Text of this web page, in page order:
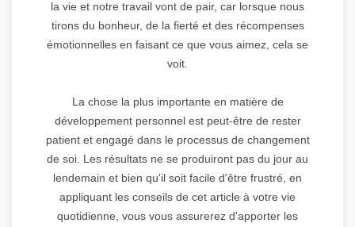
la vie et notre travail vont de pair, car lorsque nous
tirons du bonheur, de la fierté et des récompenses
émotionnelles en faisant ce que vous aimez, cela se
voit.
La chose la plus importante en matière de
développement personnel est peut-être de rester
patient et engagé dans le processus de changement
de soi. Les résultats ne se produiront pas du jour au
lendemain et bien qu'il soit facile d'être frustré, en
appliquant les conseils de cet article à votre vie
quotidienne, vous vous assurerez d'apporter les